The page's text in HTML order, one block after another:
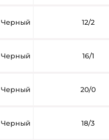
Черный 12/2
Черный 16/1
Черный 20/0
Черный 18/3